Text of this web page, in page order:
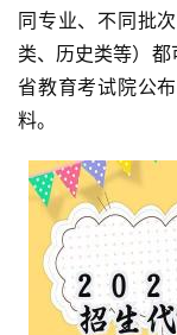
同专业、不同批
类、历史类等）
省教育考试院公
料。